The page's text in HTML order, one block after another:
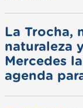
La Trocha,
naturaleza
Mercedes
agenda